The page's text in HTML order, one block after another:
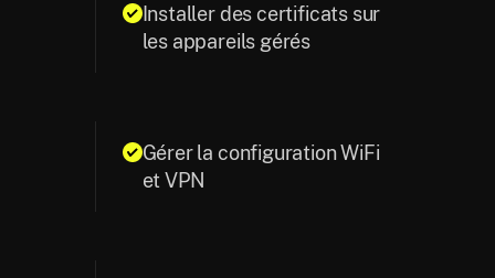
Installer des certificats sur
les appareils gérés
Gérer la configuration WiFi
et VPN